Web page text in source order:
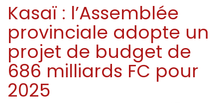
Kasaï : l’Assemblée
provinciale adopte un
projet de budget de
686 milliards FC pour
2025